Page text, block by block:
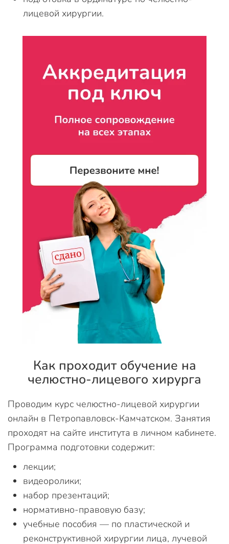
лицевой хирургии.
Как проходит обучение на
челюстно-лицевого хирурга
Проводим курс челюстно-лицевой хирургии
онлайн в Петропавловск-Камчатском. Занятия
проходят на сайте института в личном кабинете.
Программа подготовки содержит:
лекции;
видеоролики;
набор презентаций;
нормативно-правовую базу;
учебные пособия — по пластической и
реконструктивной хирургии лица, лучевой